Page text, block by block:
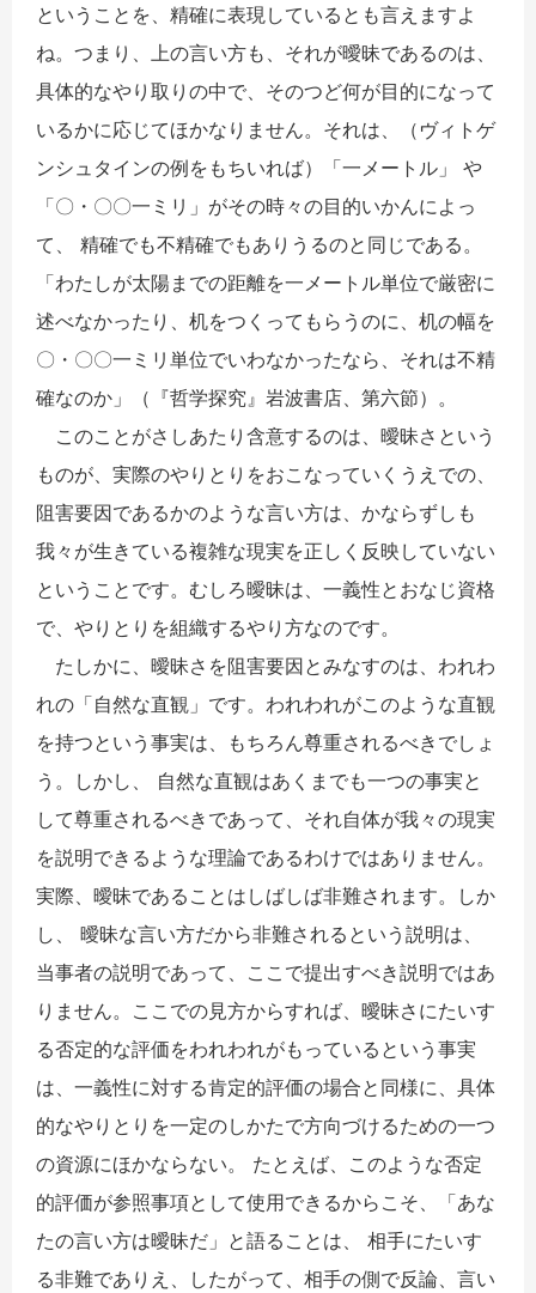
ということを、精確に表現しているとも言えますよ
ね。つまり、上の言い方も、それが曖昧であるのは、
具体的なやり取りの中で、そのつど何が目的になって
いるかに応じてほかなりません。それは、（ヴィトゲ
ンシュタインの例をもちいれば）「一メートル」 や
「〇・〇〇一ミリ」がその時々の目的いかんによっ
て、 精確でも不精確でもありうるのと同じである。
「わたしが太陽までの距離を一メートル単位で厳密に
述べなかったり、机をつくってもらうのに、机の幅を
〇・〇〇一ミリ単位でいわなかったなら、それは不精
確なのか」（『哲学探究』岩波書店、第六節）。
このことがさしあたり含意するのは、曖昧さという
ものが、実際のやりとりをおこなっていくうえでの、
阻害要因であるかのような言い方は、かならずしも
我々が生きている複雑な現実を正しく反映していない
ということです。むしろ曖昧は、一義性とおなじ資格
で、やりとりを組織するやり方なのです。
たしかに、曖昧さを阻害要因とみなすのは、われわ
れの「自然な直観」です。われわれがこのような直観
を持つという事実は、もちろん尊重されるべきでしょ
う。しかし、 自然な直観はあくまでも一つの事実と
して尊重されるべきであって、それ自体が我々の現実
を説明できるような理論であるわけではありません。
実際、曖昧であることはしばしば非難されます。しか
し、 曖昧な言い方だから非難されるという説明は、
当事者の説明であって、ここで提出すべき説明ではあ
りません。ここでの見方からすれば、曖昧さにたいす
る否定的な評価をわれわれがもっているという事実
は、一義性に対する肯定的評価の場合と同様に、具体
的なやりとりを一定のしかたで方向づけるための一つ
の資源にほかならない。 たとえば、このような否定
的評価が参照事項として使用できるからこそ、「あな
たの言い方は曖昧だ」と語ることは、 相手にたいす
る非難でありえ、したがって、相手の側で反論、言い